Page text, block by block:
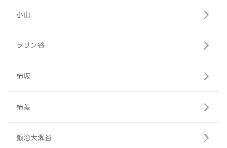
小山
ヲリン谷
柿坂
柿差
鍛治大瀬谷